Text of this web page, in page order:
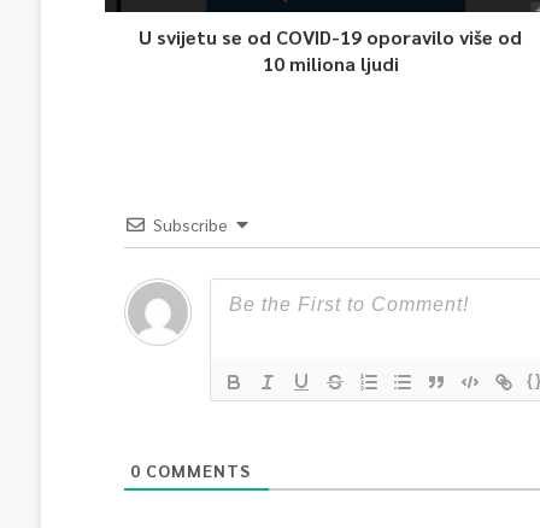
U svijetu se od COVID-19 oporavilo više od
10 miliona ljudi
Subscribe
{}
0 COMMENTS